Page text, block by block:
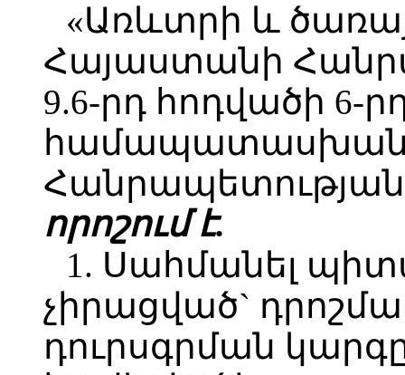
«Առևտրի և
Հայաստանի
9.6-րդ հոդվածի 6-
Հանրապետության
որոշում է.
1. Սահմանել
չիրացված`
դուրսգրման